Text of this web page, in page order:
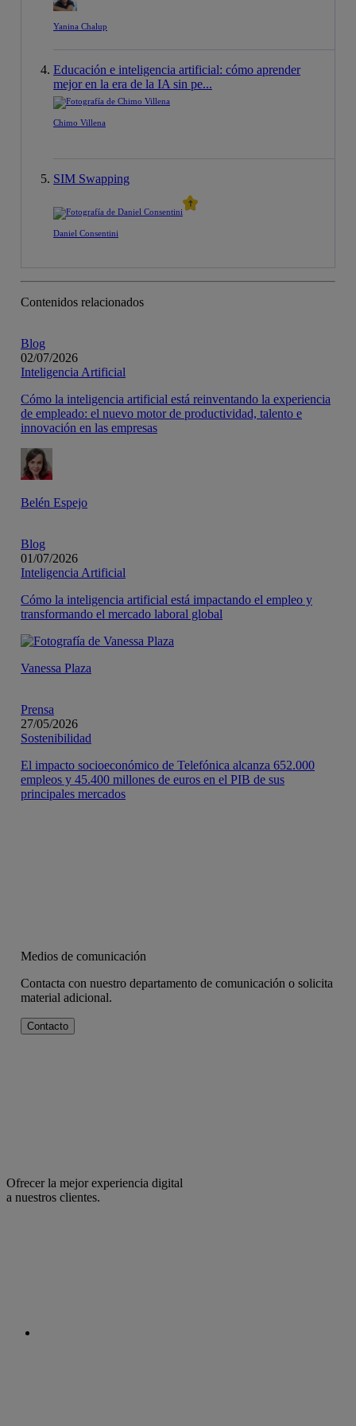
Yanina Chalup
Educación e inteligencia artificial: cómo aprender
mejor en la era de la IA sin pe...
Chimo Villena
SIM Swapping
Daniel Consentini
Contenidos relacionados
Blog
02/07/2026
Inteligencia Artificial
Cómo la inteligencia artificial está reinventando la experiencia
de empleado: el nuevo motor de productividad, talento e
innovación en las empresas
Belén Espejo
Blog
01/07/2026
Inteligencia Artificial
Cómo la inteligencia artificial está impactando el empleo y
transformando el mercado laboral global
Vanessa Plaza
Prensa
27/05/2026
Sostenibilidad
El impacto socioeconómico de Telefónica alcanza 652.000
empleos y 45.400 millones de euros en el PIB de sus
principales mercados
Medios de comunicación
Contacta con nuestro departamento de comunicación o solicita
material adicional.
Contacto
Ofrecer la mejor experiencia digital
a nuestros clientes.